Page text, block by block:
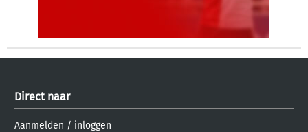
Direct naar
Aanmelden / inloggen